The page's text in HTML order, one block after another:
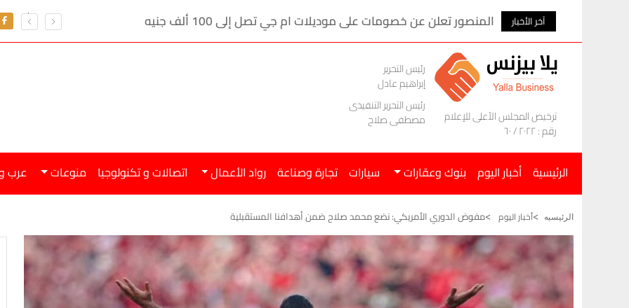
آخر الأخبار المنصور تعلن عن خصومات على موديلات ام جي تصل إلى 100 ألف جنيه
ترخيص المجلس الأعلى للإعلام
رقم : ٢٠٢٢ / ٦٠
رئيس التحرير
إبراهيم عادل
رئيس التحرير التنفيذى
مصطفى صلاح
الرئيسية أخبار اليوم بنوك وعقارات سيارات تجارة وصناعة رواد الأعمال اتصالات و تكنولوجيا منوعات عرب
الرئيسيه أخبار اليوم مفوض الدوري الأمريكي: نضع محمد صلاح ضمن أهدافنا المستقبلية